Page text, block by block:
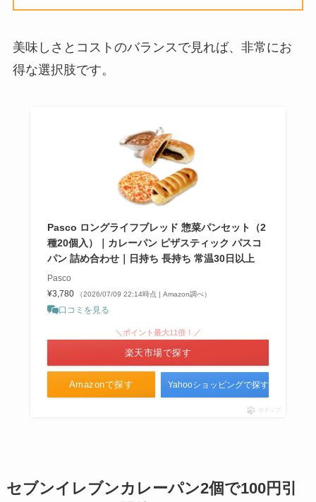
美味しさとコストのバランスで見れば、非常にお
得な選択肢です。
Pasco ロングライフブレッド 惣菜パンセット（2
種20個入）｜カレーパン ピザスティック パスコ
パン 詰め合わせ｜日持ち 長持ち 常温30日以上
Pasco
¥3,780
（2026/07/09 22:14時点 | Amazon調べ）
口コミを見る
Amazonで探す
＼ポイント最大11倍！／
楽天市場で探す
Yahooショッピングで探す
ポチップ
セブンイレブンカレーパン2個で100円引